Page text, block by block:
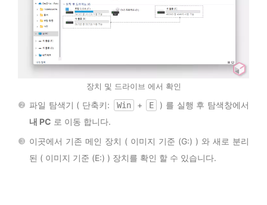
장치 및 드라이브 에서 확인
파일 탐색기 ( 단축키: Win + E
) 를 실행 후 탐색창에서
내 PC 로 이동 합니다.
이곳에서 기존 메인 장치 ( 이미지 기준 (G:) ) 와 새로 분리
된 ( 이미지 기준 (E:) ) 장치를 확인 할 수 있습니다.